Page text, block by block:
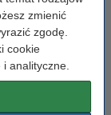
zmienić
zgodę.
cookie
analityczne.